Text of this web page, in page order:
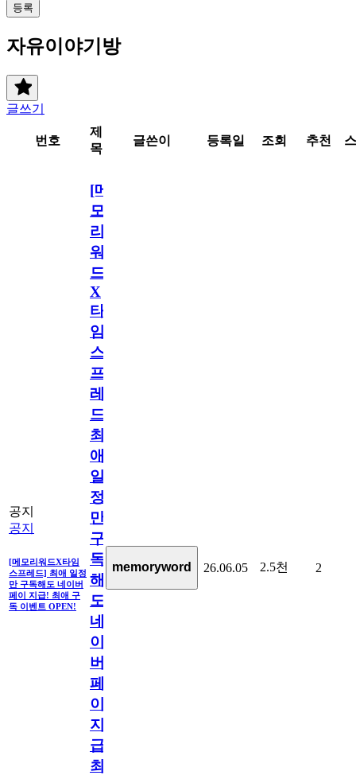
등록
자유이야기방
글쓰기
번호
제
목
글쓴이 등록일 조회 추천
공지
공지
[메모리워드X타임
스프레드] 최애 일정
만 구독해도 네이버
페이 지급! 최애 구
독 이벤트 OPEN!
[메
모
리
워
드
X
타
임
스
프
레
드]
최
애
일
정
만
구
독
해
도
네
이
버
페
이
지
급!
최
memoryword 26.06.05 2.5천 2